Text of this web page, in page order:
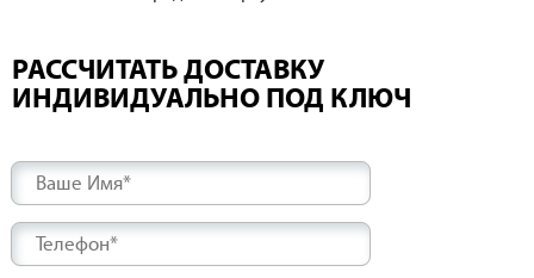
РАССЧИТАТЬ ДОСТАВКУ
ИНДИВИДУАЛЬНО ПОД КЛЮЧ
Ваше Имя*
Телефон*